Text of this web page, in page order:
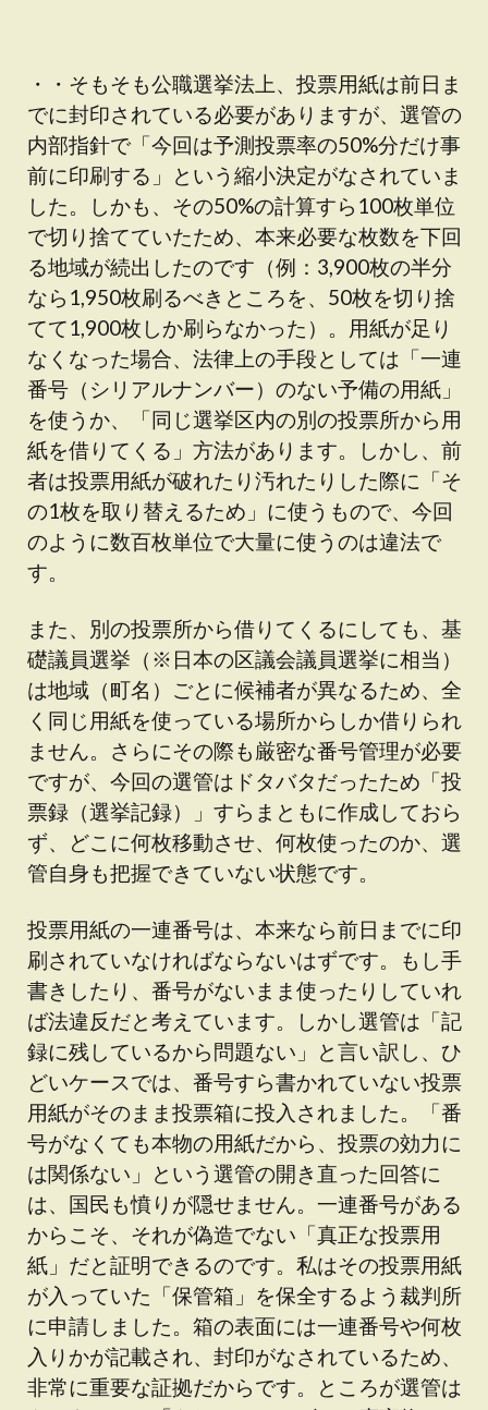
・・そもそも公職選挙法上、投票用紙は前日ま
でに封印されている必要がありますが、選管の
内部指針で「今回は予測投票率の50%分だけ事
前に印刷する」という縮小決定がなされていま
した。しかも、その50%の計算すら100枚単位
で切り捨てていたため、本来必要な枚数を下回
る地域が続出したのです（例：3,900枚の半分
なら1,950枚刷るべきところを、50枚を切り捨
てて1,900枚しか刷らなかった）。用紙が足り
なくなった場合、法律上の手段としては「一連
番号（シリアルナンバー）のない予備の用紙」
を使うか、「同じ選挙区内の別の投票所から用
紙を借りてくる」方法があります。しかし、前
者は投票用紙が破れたり汚れたりした際に「そ
の1枚を取り替えるため」に使うもので、今回
のように数百枚単位で大量に使うのは違法で
す。
また、別の投票所から借りてくるにしても、基
礎議員選挙（※日本の区議会議員選挙に相当）
は地域（町名）ごとに候補者が異なるため、全
く同じ用紙を使っている場所からしか借りられ
ません。さらにその際も厳密な番号管理が必要
ですが、今回の選管はドタバタだったため「投
票録（選挙記録）」すらまともに作成しておら
ず、どこに何枚移動させ、何枚使ったのか、選
管自身も把握できていない状態です。
投票用紙の一連番号は、本来なら前日までに印
刷されていなければならないはずです。もし手
書きしたり、番号がないまま使ったりしていれ
ば法違反だと考えています。しかし選管は「記
録に残しているから問題ない」と言い訳し、ひ
どいケースでは、番号すら書かれていない投票
用紙がそのまま投票箱に投入されました。「番
号がなくても本物の用紙だから、投票の効力に
は関係ない」という選管の開き直った回答に
は、国民も憤りが隠せません。一連番号がある
からこそ、それが偽造でない「真正な投票用
紙」だと証明できるのです。私はその投票用紙
が入っていた「保管箱」を保全するよう裁判所
に申請しました。箱の表面には一連番号や何枚
入りかが記載され、封印がなされているため、
非常に重要な証拠だからです。ところが選管は